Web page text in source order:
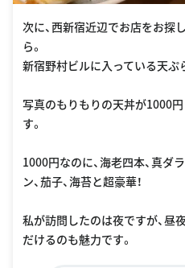
次に、西新宿近辺でお店をお探
ら。
新宿野村ビルに入っている天ぷ
写真のもりもりの天丼が1000円
す。
1000円なのに、海老四本、真ダ
ン、茄子、海苔と超豪華！
私が訪問したのは夜ですが、昼
だけるのも魅力です。